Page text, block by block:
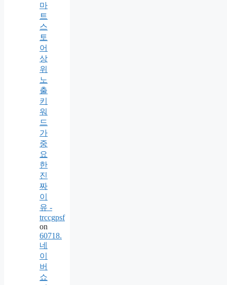
마
트
스
토
어
상
위
노
출
키
워
드
가
중
요
한
진
짜
이
유 -
trccgpsf
on
60718.
네
이
버
쇼